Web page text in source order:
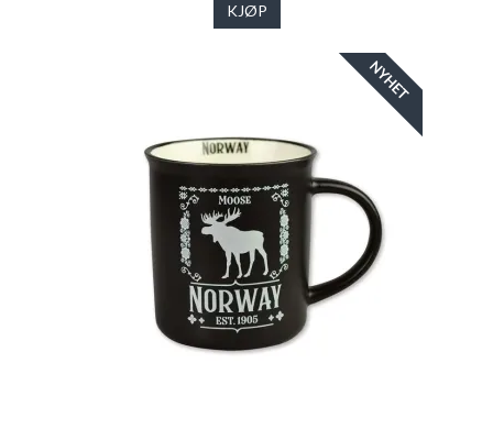
KJØP
NYHET